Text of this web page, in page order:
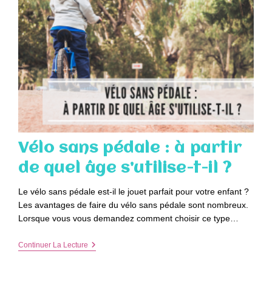
Vélo sans pédale : à partir
de quel âge s’utilise-t-il ?
Le vélo sans pédale est-il le jouet parfait pour votre enfant ?
Les avantages de faire du vélo sans pédale sont nombreux.
Lorsque vous vous demandez comment choisir ce type…
Continuer La LectureVélo